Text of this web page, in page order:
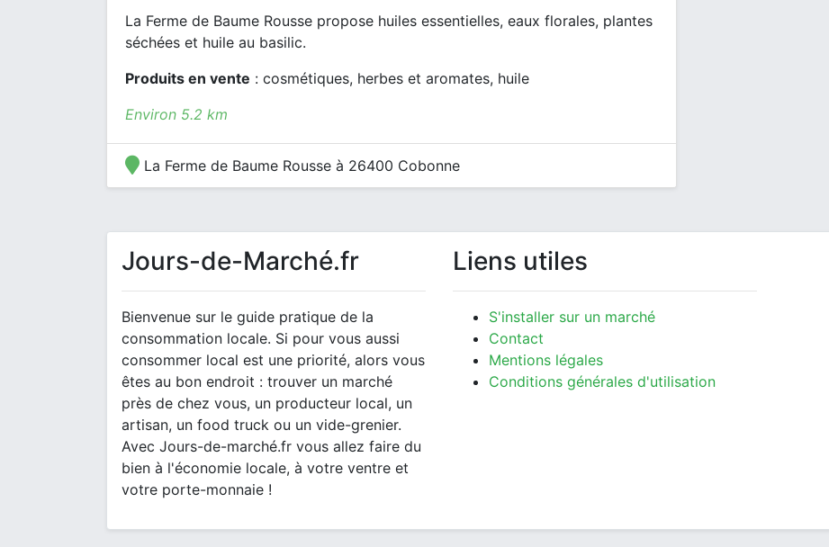
La Ferme de Baume Rousse propose huiles essentielles, eaux florales, plantes
séchées et huile au basilic.
Produits en vente : cosmétiques, herbes et aromates, huile
Environ 5.2 km
La Ferme de Baume Rousse à 26400 Cobonne
Jours-de-Marché.fr
Bienvenue sur le guide pratique de la
consommation locale. Si pour vous aussi
consommer local est une priorité, alors vous
êtes au bon endroit : trouver un marché
près de chez vous, un producteur local, un
artisan, un food truck ou un vide-grenier.
Avec Jours-de-marché.fr vous allez faire du
bien à l'économie locale, à votre ventre et
votre porte-monnaie !
Liens utiles
S'installer sur un marché
Contact
Mentions légales
Conditions générales d'utilisation